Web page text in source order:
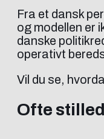
Fra et dansk
og modellen er
danske
operativt
Vil du se,
Ofte